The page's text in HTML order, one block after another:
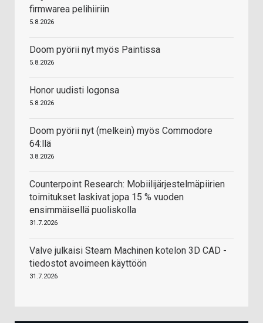
firmwarea pelihiiriin
5.8.2026
Doom pyörii nyt myös Paintissa
5.8.2026
Honor uudisti logonsa
5.8.2026
Doom pyörii nyt (melkein) myös Commodore
64:llä
3.8.2026
Counterpoint Research: Mobiilijärjestelmäpiirien
toimitukset laskivat jopa 15 % vuoden
ensimmäisellä puoliskolla
31.7.2026
Valve julkaisi Steam Machinen kotelon 3D CAD -
tiedostot avoimeen käyttöön
31.7.2026